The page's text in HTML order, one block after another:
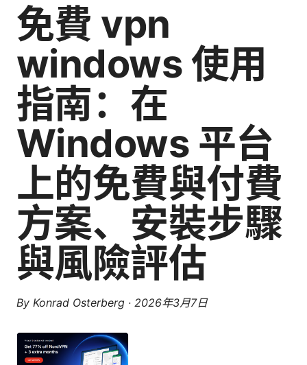
免費 vpn
windows 使用
指南：在
Windows 平台
上的免費與付費
方案、安裝步驟
與風險評估
By Konrad Osterberg · 2026年3月7日